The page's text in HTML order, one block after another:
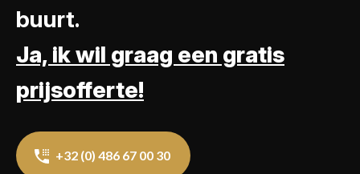
buurt.
Ja, ik wil graag een gratis
prijsofferte!
+32 (0) 486 67 00 30